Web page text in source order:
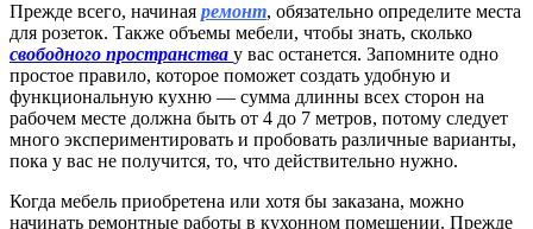
Прежде всего, начиная ремонт, обязательно определите места
для розеток. Также объемы мебели, чтобы знать, сколько
свободного пространства у вас останется. Запомните одно
простое правило, которое поможет создать удобную и
функциональную кухню — сумма длинны всех сторон на
рабочем месте должна быть от 4 до 7 метров, потому следует
много экспериментировать и пробовать различные варианты,
пока у вас не получится, то, что действительно нужно.
Когда мебель приобретена или хотя бы заказана, можно
начинать ремонтные работы в кухонном помещении. Прежде